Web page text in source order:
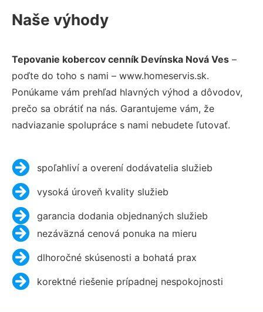
Naše výhody
Tepovanie kobercov cenník Devínska Nová Ves –
poďte do toho s nami – www.homeservis.sk.
Ponúkame vám prehľad hlavných výhod a dôvodov,
prečo sa obrátiť na nás. Garantujeme vám, že
nadviazanie spolupráce s nami nebudete ľutovať.
spoľahliví a overení dodávatelia služieb
vysoká úroveň kvality služieb
garancia dodania objednaných služieb
nezáväzná cenová ponuka na mieru
dlhoročné skúsenosti a bohatá prax
korektné riešenie prípadnej nespokojnosti